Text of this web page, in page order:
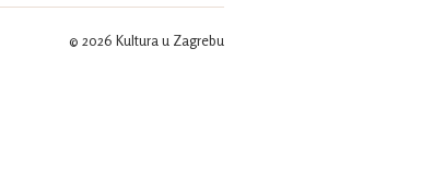
© 2026 Kultura u Zagrebu